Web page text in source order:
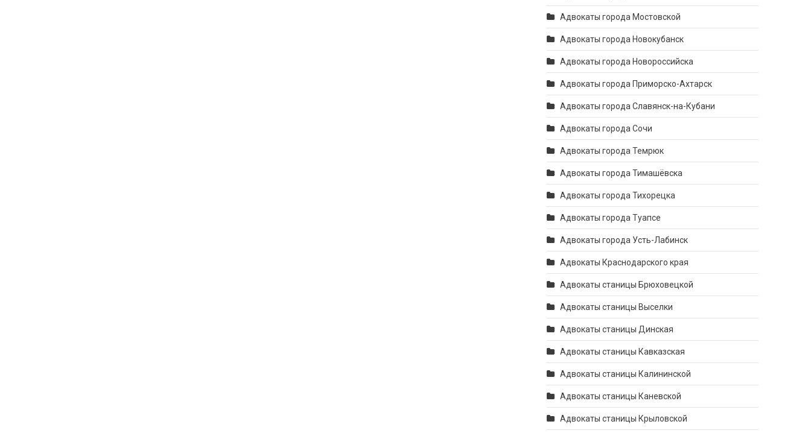
Адвокаты города Мостовской
Адвокаты города Новокубанск
Адвокаты города Новороссийска
Адвокаты города Приморско-Ахтарск
Адвокаты города Славянск-на-Кубани
Адвокаты города Сочи
Адвокаты города Темрюк
Адвокаты города Тимашёвска
Адвокаты города Тихорецка
Адвокаты города Туапсе
Адвокаты города Усть-Лабинск
Адвокаты Краснодарского края
Адвокаты станицы Брюховецкой
Адвокаты станицы Выселки
Адвокаты станицы Динская
Адвокаты станицы Кавказская
Адвокаты станицы Калининской
Адвокаты станицы Каневской
Адвокаты станицы Крыловской